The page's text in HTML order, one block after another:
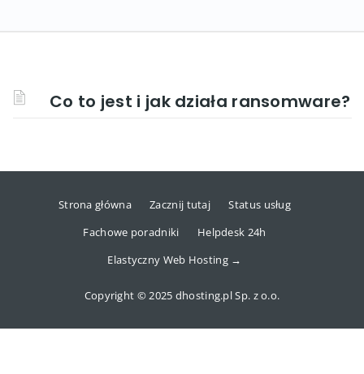
Co to jest i jak działa ransomware?
Strona główna Zacznij tutaj
Status usług
Fachowe poradniki
Helpdesk 24h
Elastyczny Web Hosting →
Copyright © 2025 dhosting.pl Sp. z o.o.